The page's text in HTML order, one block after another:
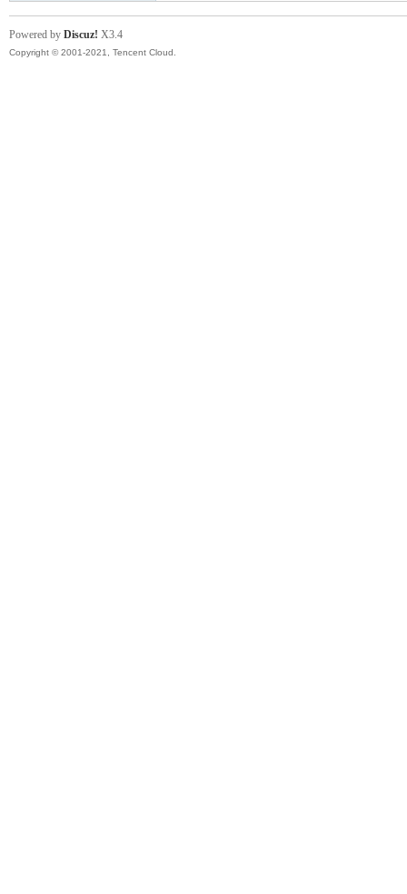
Powered by Discuz! X3.4
Copyright © 2001-2021, Tencent Cloud.